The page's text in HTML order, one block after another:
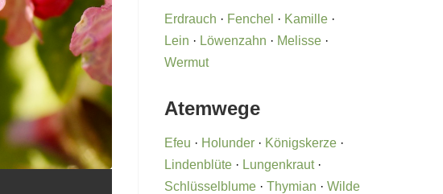
Erdrauch · Fenchel · Kamille·
Lein · Löwenzahn · Melisse·
Wermut
Atemwege
Efeu · Holunder· Königskerze·
Lindenblüte· Lungenkraut·
Schlüsselblume· Thymian · Wilde